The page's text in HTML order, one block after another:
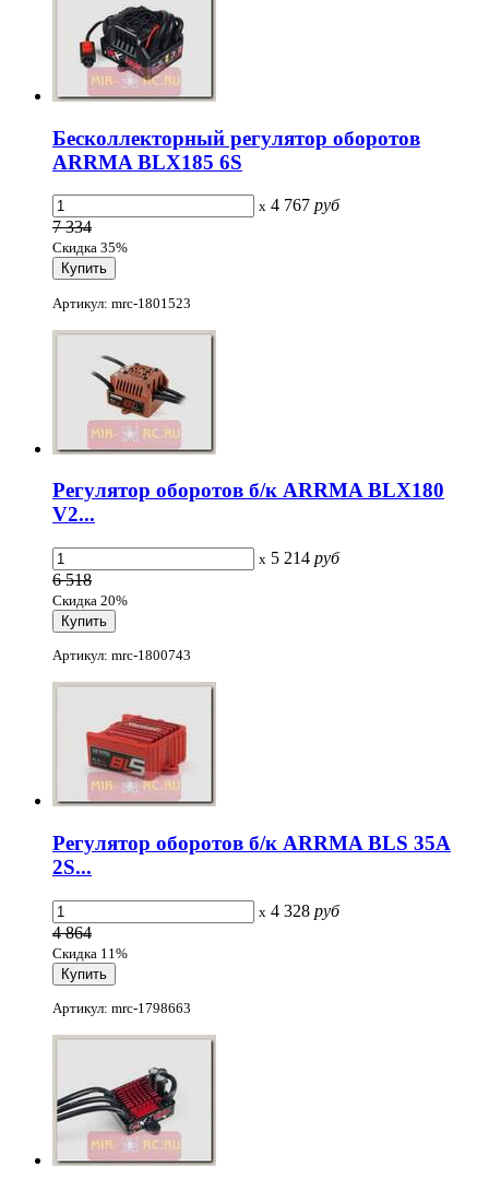
Бесколлекторный регулятор оборотов
ARRMA BLX185 6S
x 4 767 руб
7 334
Скидка 35%
Артикул: mrc-1801523
Регулятор оборотов б/к ARRMA BLX180
V2...
x 5 214 руб
6 518
Скидка 20%
Артикул: mrc-1800743
Регулятор оборотов б/к ARRMA BLS 35А
2S...
x 4 328 руб
4 864
Скидка 11%
Артикул: mrc-1798663